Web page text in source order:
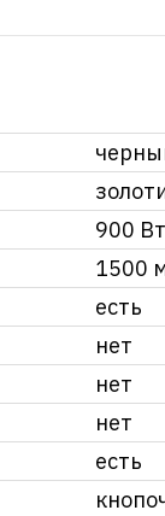
900 Вт
1500
есть
нет
нет
нет
есть